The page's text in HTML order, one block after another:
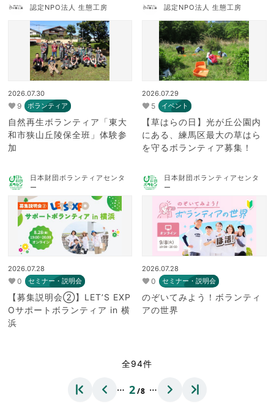
認定NPO法人 生態工房
2026.07.30
9 ボランティア
自然再生ボランティア「東大
和市狭山丘陵保全班」体験参
加
認定NPO法人 生態工房
2026.07.29
5 イベント
【草はらの日】光が丘公園内
にある、練馬区最大の草はら
を守るボランティア募集！
日本財団ボランティアセンタ
ー
2026.07.28
0 セミナー・説明会
【募集説明会②】LET’S EXP
Oサポートボランティア in 横
浜
日本財団ボランティアセンタ
ー
2026.07.28
0 セミナー・説明会
のぞいてみよう！ボランティ
アの世界
全94件
… 2/8 …